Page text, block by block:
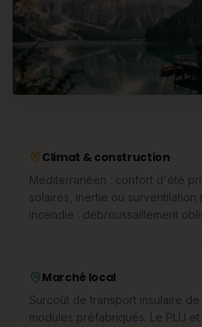
Climat & construction
Méditerranéen : confort d'été
solaires, inertie ou surventilation
incendie : débroussaillement
Marché local
Surcoût de transport insulaire de
modules préfabriqués. Le PLU